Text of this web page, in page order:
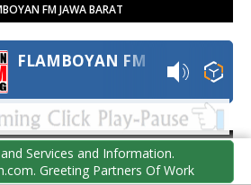
FM JAWA BARAT
FLAMBOYAN FM
AR BALI DENPASAR
Services and Information.
Greeting Partners Of Work